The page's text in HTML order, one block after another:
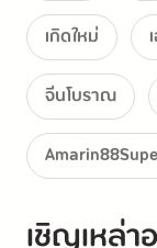
ไม่ว่ารูปโฉมห
เป้าหมายหลักอย่า
หากจะยืนในบ้า
เกิดใหม่
จีนโบราณ